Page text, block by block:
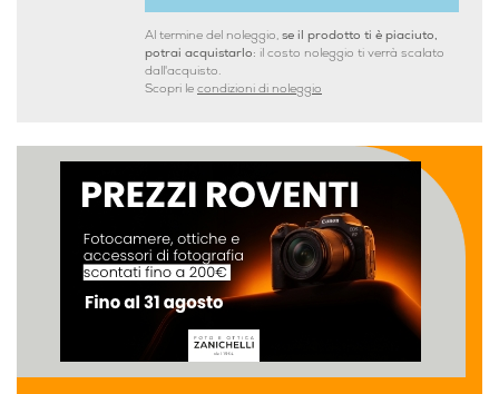
Al termine del noleggio, se il prodotto ti è piaciuto,
potrai acquistarlo: il costo noleggio ti verrà scalato
dall'acquisto.
Scopri le condizioni di noleggio